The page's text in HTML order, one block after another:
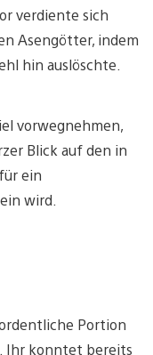
verdiente sich
Asengötter, indem
hin auslöschte.
vorwegnehmen,
Blick auf den in
ein
wird.
Portion
Ihr konntet bereits